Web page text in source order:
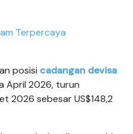
Terpercaya
posisi cadangan devisa
April 2026, turun
2026 sebesar US$148,2